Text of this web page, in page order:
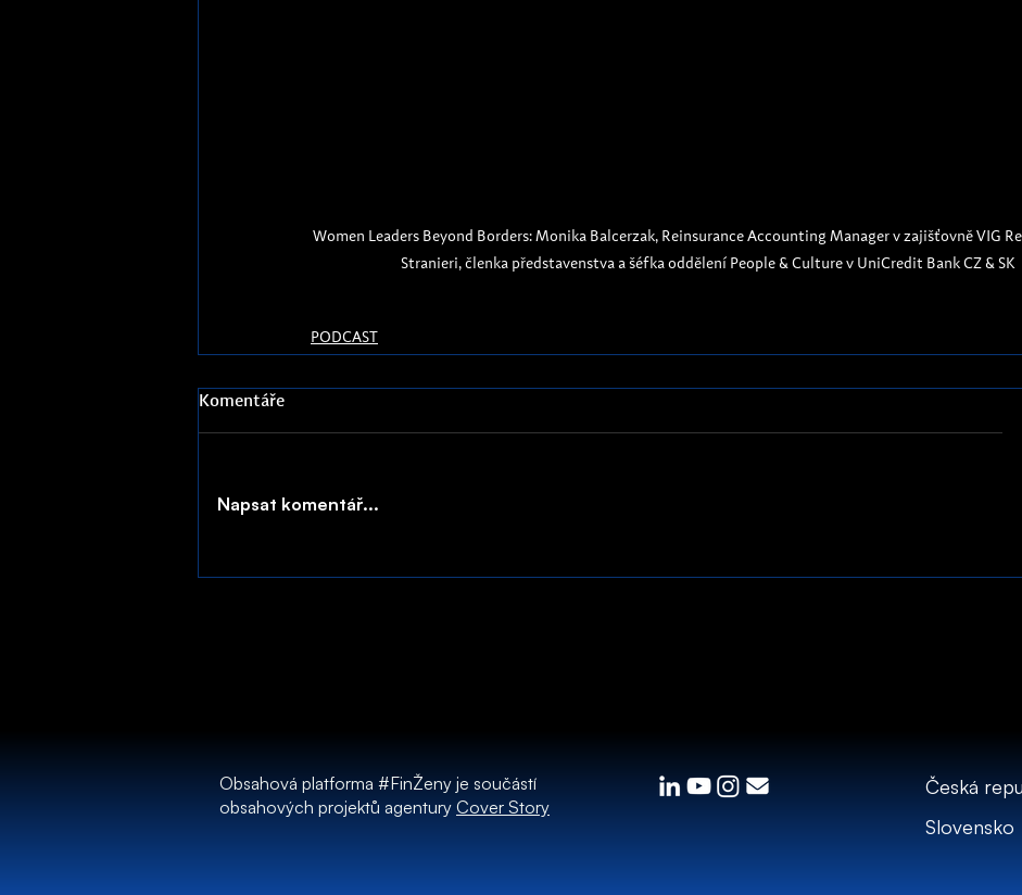
Women Leaders Beyond Borders: Monika Balcerzak, Reinsurance Accounting Manager v zajišťovně VIG
Stranieri, členka představenstva a šéfka oddělení People & Culture v UniCredit Bank CZ & SK
PODCAST
Komentáře
Napsat komentář...
Obsahová platforma #FinŽeny je součástí
obsahových projektů agentury Cover Story
Česká
Slovensko